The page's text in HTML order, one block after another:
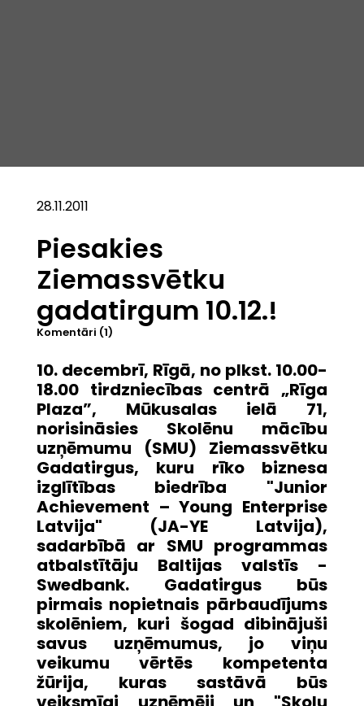
28.11.2011
Piesakies
Ziemassvētku
gadatirgum 10.12.!
Komentāri (1)
10. decembrī, Rīgā, no plkst. 10.00-
18.00 tirdzniecības centrā „Rīga
Plaza”, Mūkusalas ielā 71,
norisināsies Skolēnu mācību
uzņēmumu (SMU) Ziemassvētku
Gadatirgus, kuru rīko biznesa
izglītības biedrība "Junior
Achievement – Young Enterprise
Latvija" (JA-YE Latvija),
sadarbībā ar SMU programmas
atbalstītāju Baltijas valstīs -
Swedbank. Gadatirgus būs
pirmais nopietnais pārbaudījums
skolēniem, kuri šogad dibinājuši
savus uzņēmumus, jo viņu
veikumu vērtēs kompetenta
žūrija, kuras sastāvā būs